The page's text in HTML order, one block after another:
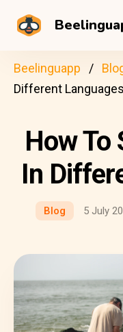
Beelinguapp
Different Languages
How To
In
Blog 5 July